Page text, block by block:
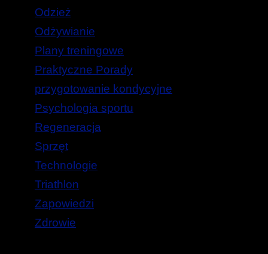
Odzież
Odżywianie
Plany treningowe
Praktyczne Porady
przygotowanie kondycyjne
Psychologia sportu
Regeneracja
Sprzęt
Technologie
Triathlon
Zapowiedzi
Zdrowie